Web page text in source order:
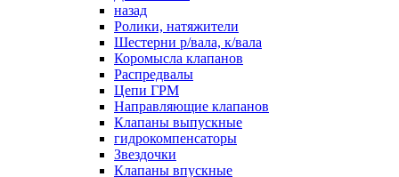
назад
Ролики, натяжители
Шестерни р/вала, к/вала
Коромысла клапанов
Распредвалы
Цепи ГРМ
Направляющие клапанов
Клапаны выпускные
гидрокомпенсаторы
Звездочки
Клапаны впускные